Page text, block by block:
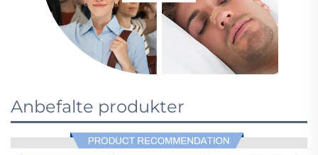
Anbefalte produkter